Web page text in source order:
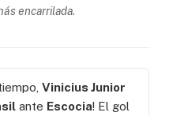
encarrilada.
Vinicius Junior
ante Escocia! El gol